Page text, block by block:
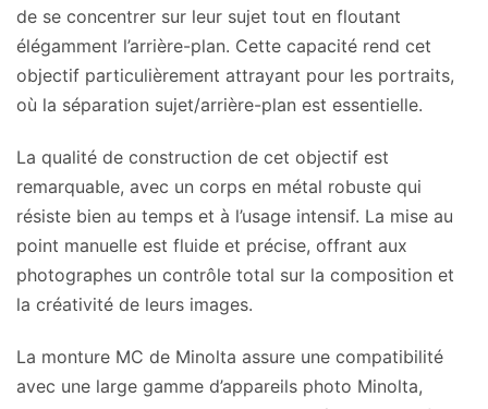
de se concentrer sur leur sujet tout en floutant
élégamment l’arrière-plan. Cette capacité rend cet
objectif particulièrement attrayant pour les portraits,
où la séparation sujet/arrière-plan est essentielle.
La qualité de construction de cet objectif est
remarquable, avec un corps en métal robuste qui
résiste bien au temps et à l’usage intensif. La mise au
point manuelle est fluide et précise, offrant aux
photographes un contrôle total sur la composition et
la créativité de leurs images.
La monture MC de Minolta assure une compatibilité
avec une large gamme d’appareils photo Minolta,